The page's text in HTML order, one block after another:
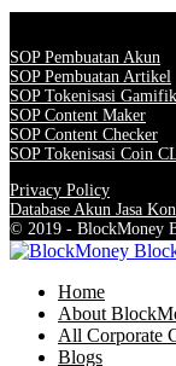
SOP Pembuatan Akun
SOP Pembuatan Artikel
SOP Tokenisasi
SOP Content Maker
SOP Content Checker
SOP Tokenisasi Coin
Privacy Policy
Database Akun Jasa
© 2019 - BlockMoney
Home
About
All Corporate
Blogs